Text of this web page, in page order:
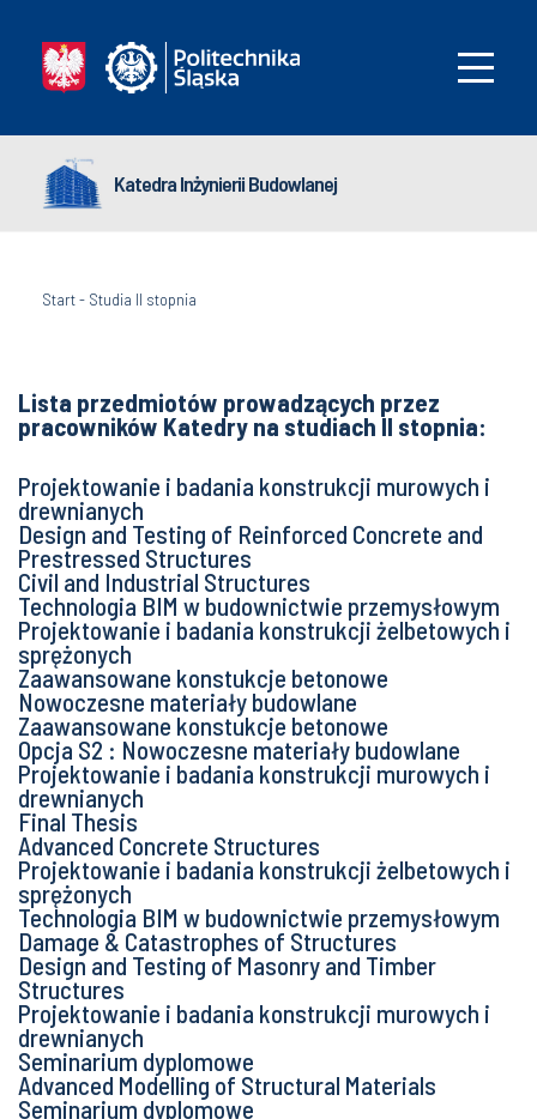
Katedra Inżynierii Budowlanej
Start- Studia II stopnia
Lista przedmiotów prowadzących przez
pracowników Katedry na studiach II stopnia:
Projektowanie i badania konstrukcji murowych i
drewnianych
Design and Testing of Reinforced Concrete and
Prestressed Structures
Civil and Industrial Structures
Technologia BIM w budownictwie przemysłowym
Projektowanie i badania konstrukcji żelbetowych i
sprężonych
Zaawansowane konstukcje betonowe
Nowoczesne materiały budowlane
Zaawansowane konstukcje betonowe
Opcja S2 : Nowoczesne materiały budowlane
Projektowanie i badania konstrukcji murowych i
drewnianych
Final Thesis
Advanced Concrete Structures
Projektowanie i badania konstrukcji żelbetowych i
sprężonych
Technologia BIM w budownictwie przemysłowym
Damage & Catastrophes of Structures
Design and Testing of Masonry and Timber
Structures
Projektowanie i badania konstrukcji murowych i
drewnianych
Seminarium dyplomowe
Advanced Modelling of Structural Materials
Seminarium dyplomowe